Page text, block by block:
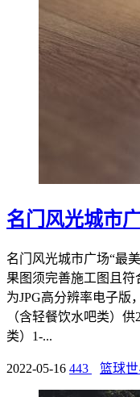
名门风光城市
名门风光城市广场“最
果图须完善施工图且
为JPG高分辨率电子版
（含轻餐饮水吧类）
类）1-...
2022-05-16 443 篮球